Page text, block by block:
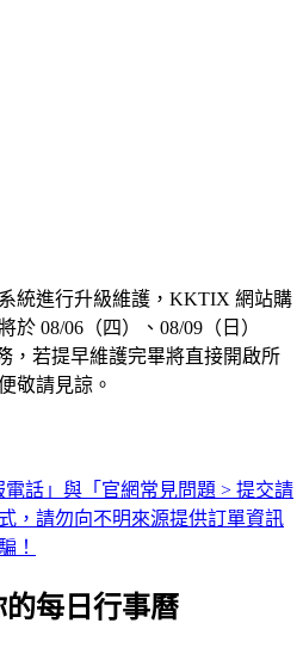
統進行升級維護，KKTIX 網站購
於 08/06（四）、08/09（日）
，若提早維護完畢將直接開啟所
敬請見諒。
話」與「官網常見問題 > 提交請
，請勿向不明來源提供訂單資訊
！
每日行事曆